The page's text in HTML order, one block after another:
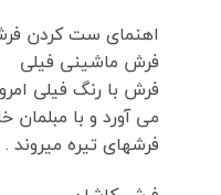
اهنمای ست کردن
فرش ماشینی فیلی
فرش با رنگ فیلی
می آورد و با
فرشهای تیره